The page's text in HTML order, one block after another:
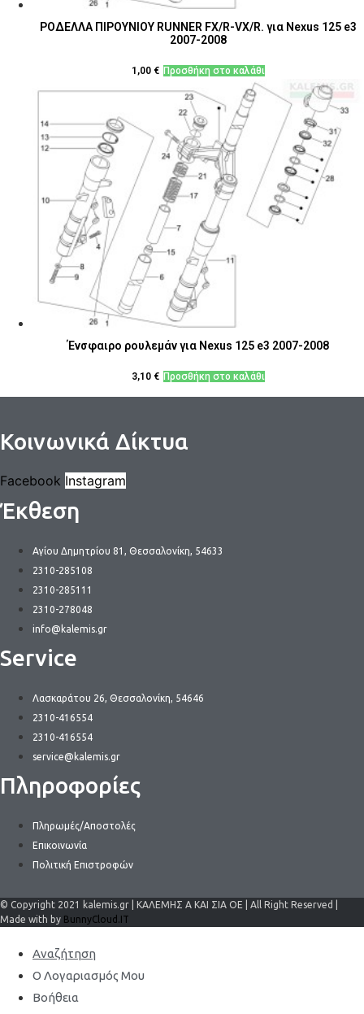
ΡΟΔΕΛΛΑ ΠΙΡΟΥΝΙΟΥ RUNNER FX/R-VX/R. για Nexus 125 e3
2007-2008
1,00 € Προσθήκη στο καλάθι
Ένσφαιρο ρουλεμάν για Nexus 125 e3 2007-2008
3,10 € Προσθήκη στο καλάθι
Κοινωνικά Δίκτυα
Facebook Instagram
Έκθεση
Αγίου Δημητρίου 81, Θεσσαλονίκη, 54633
2310-285108
2310-285111
2310-278048
info@kalemis.gr
Service
Λασκαράτου 26, Θεσσαλονίκη, 54646
2310-416554
2310-416554
service@kalemis.gr
Πληροφορίες
Πληρωμές/Αποστολές
Επικοινωνία
Πολιτική Επιστροφών
© Copyright 2021 kalemis.gr | ΚΑΛΕΜΗΣ Α ΚΑΙ ΣΙΑ ΟΕ | All Right Reserved |
Made with by BunnyCloud.IT
Αναζήτηση
Ο Λογαριασμός Μου
Βοήθεια